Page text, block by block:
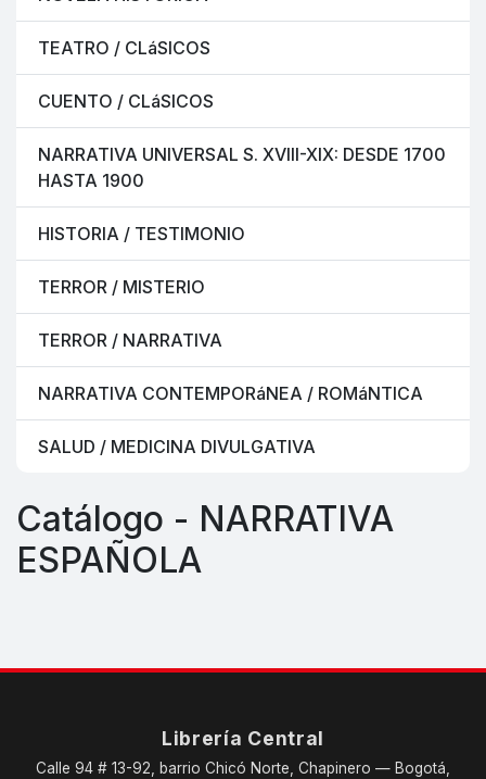
TEATRO / CLáSICOS
CUENTO / CLáSICOS
NARRATIVA UNIVERSAL S. XVIII-XIX: DESDE 1700
HASTA 1900
HISTORIA / TESTIMONIO
TERROR / MISTERIO
TERROR / NARRATIVA
NARRATIVA CONTEMPORáNEA / ROMáNTICA
SALUD / MEDICINA DIVULGATIVA
Catálogo - NARRATIVA
ESPAÑOLA
Librería Central
Calle 94 # 13-92, barrio Chicó Norte, Chapinero — Bogotá,